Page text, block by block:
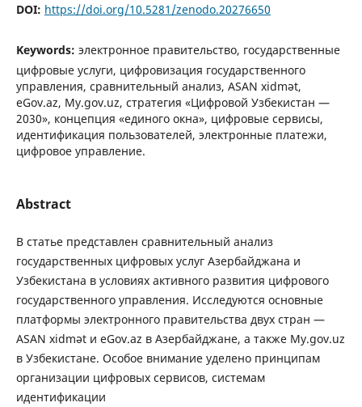
DOI: https://doi.org/10.5281/zenodo.20276650
Keywords: электронное правительство, государственные
цифровые услуги, цифровизация государственного
управления, сравнительный анализ, ASAN xidmət,
eGov.az, My.gov.uz, стратегия «Цифровой Узбекистан —
2030», концепция «единого окна», цифровые сервисы,
идентификация пользователей, электронные платежи,
цифровое управление.
Abstract
В статье представлен сравнительный анализ
государственных цифровых услуг Азербайджана и
Узбекистана в условиях активного развития цифрового
государственного управления. Исследуются основные
платформы электронного правительства двух стран —
ASAN xidmət и eGov.az в Азербайджане, а также My.gov.uz
в Узбекистане. Особое внимание уделено принципам
организации цифровых сервисов, системам
идентификации